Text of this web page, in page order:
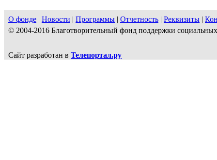
О фонде | Новости | Программы | Отчетность | Реквизиты |
© 2004-2016 Благотворительный фонд поддержки
Сайт разработан в Телепортал.ру